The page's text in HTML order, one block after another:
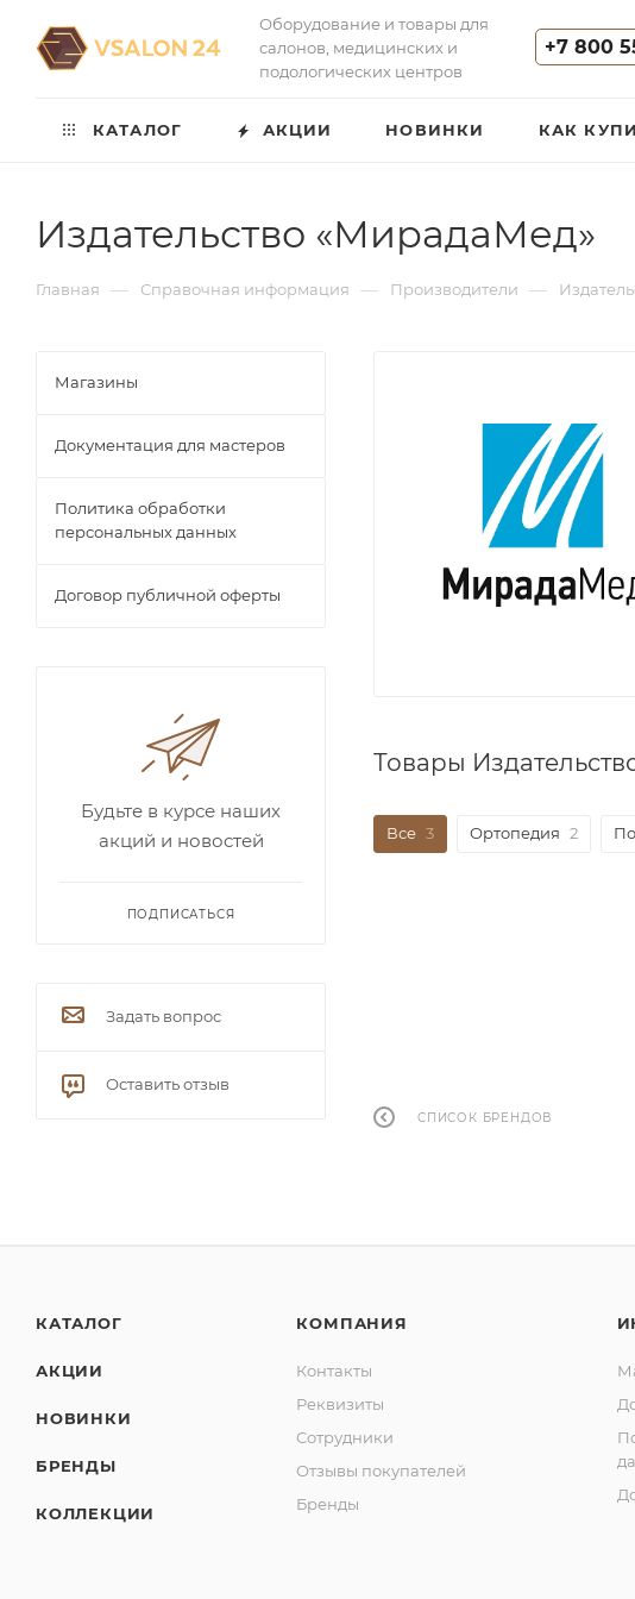
Оборудование и товары для
салонов, медицинских и
подологических центров
+7 800
КАТАЛОГ АКЦИИ НОВИНКИ КАК
Издательство «МирадаМед»
Главная — Справочная информация — Производители —
Товары
Все 3 Ортопедия 2
СПИСОК БРЕНДОВ
Магазины
Документация для мастеров
Политика обработки
персональных данных
Договор публичной оферты
Будьте в курсе наших
акций и новостей
ПОДПИСАТЬСЯ
Задать вопрос
Оставить отзыв
КАТАЛОГ
АКЦИИ
НОВИНКИ
БРЕНДЫ
КОЛЛЕКЦИИ
КОМПАНИЯ
Контакты
Реквизиты
Сотрудники
Отзывы покупателей
Бренды